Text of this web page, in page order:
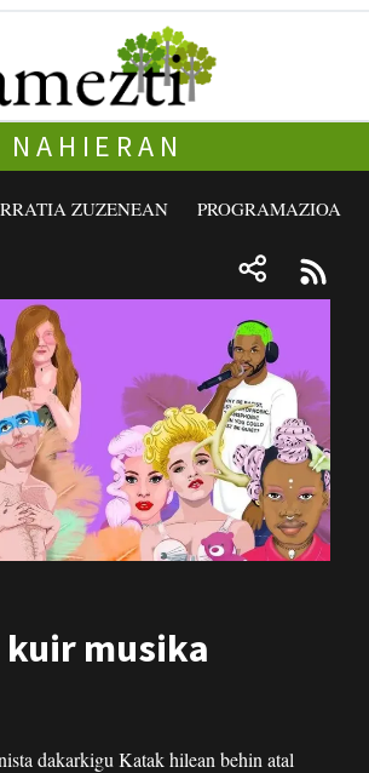
NAHIERAN
ZUZENEAN PROGRAMAZIOA
kuir musika
dakarkigu Katak hilean behin atal